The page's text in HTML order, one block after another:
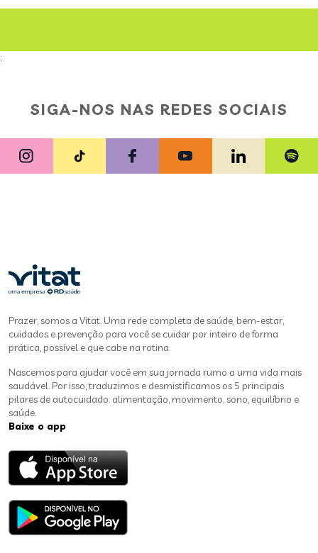
;
SIGA-NOS NAS REDES SOCIAIS
Prazer, somos a Vitat. Uma rede completa de saúde, bem-estar,
cuidados e prevenção para você se cuidar por inteiro de forma
prática, possível e que cabe na rotina.
Nascemos para ajudar você em sua jornada rumo a uma vida mais
saudável. Por isso, traduzimos e desmistificamos os 5 principais
pilares de autocuidado: alimentação, movimento, sono, equilíbrio e
saúde.
Baixe o app